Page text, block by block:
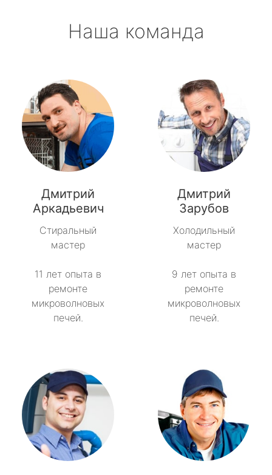
Наша команда
Дмитрий
Аркадьевич
Стиральный
мастер
11 лет опыта в
ремонте
микроволновых
печей.
Дмитрий
Зарубов
Холодильный
мастер
9 лет опыта в
ремонте
микроволновых
печей.